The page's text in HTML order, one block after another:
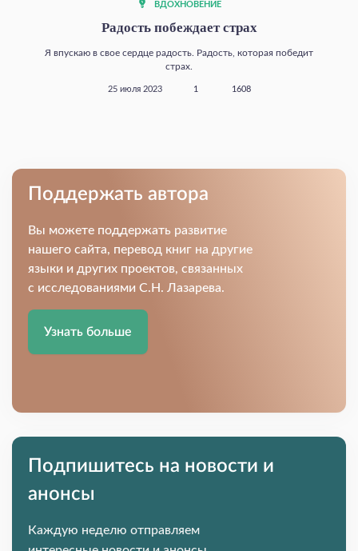
ВДОХНОВЕНИЕ
Радость побеждает страх
Я впускаю в свое сердце радость. Радость, которая победит
страх.
25 июля 2023 1 1608
Поддержать автора
Вы можете поддержать развитие
нашего сайта, перевод книг на другие
языки и других проектов, связанных
с исследованиями С.Н. Лазарева.
Узнать больше
Подпишитесь на новости и
анонсы
Каждую неделю отправляем